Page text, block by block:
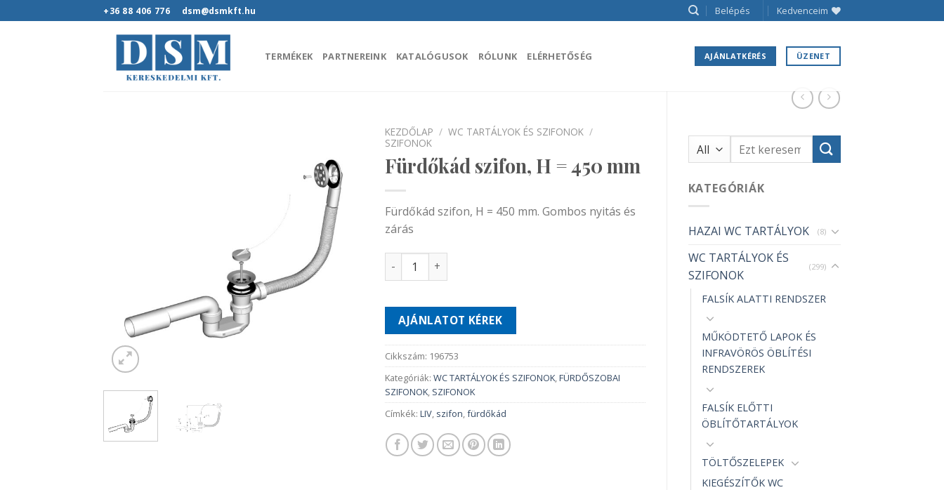
to
+36 88 406 776 dsm@dsmkft.hu Belépés Kedvenceim
TERMÉKEK PARTNEREINK KATALÓGUSOK RÓLUNK ELÉRHETŐSÉG AJÁNLATKÉRÉS ÜZENET
Keresés
a
KATEGÓRIÁK
HAZAI WC TARTÁLYOK (8)
WC TARTÁLYOK ÉS
SZIFONOK
(299)
FALSÍK ALATTI RENDSZER
MŰKÖDTETŐ LAPOK ÉS
INFRAVÖRÖS ÖBLÍTÉSI
RENDSZEREK
FALSÍK ELŐTTI
ÖBLÍTŐTARTÁLYOK
TÖLTŐSZELEPEK
KIEGÉSZÍTŐK WC
Hozzáadás a
kedvencekhez
KEZDŐLAP / WC TARTÁLYOK ÉS SZIFONOK /
SZIFONOK
Fürdőkád szifon, H = 450 mm
Fürdőkád szifon, H = 450 mm. Gombos nyitás és
zárás
Fürdőkád szifon, H = 450 mm mennyiség
AJÁNLATOT KÉREK
Cikkszám: 196753
Kategóriák: WC TARTÁLYOK ÉS SZIFONOK,FÜRDŐSZOBAI
SZIFONOK, SZIFONOK
Címkék: LIV, szifon,fürdőkád